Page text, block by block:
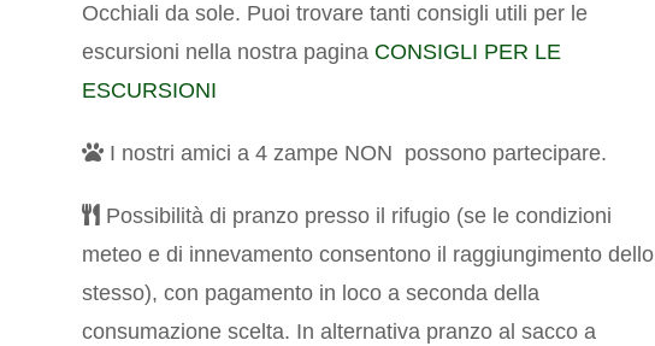
Occhiali da sole. Puoi trovare tanti consigli utili per le
escursioni nella nostra pagina CONSIGLI PER LE
ESCURSIONI
I nostri amici a 4 zampe NON possono partecipare.
Possibilità di pranzo presso il rifugio (se le condizioni
meteo e di innevamento consentono il raggiungimento dello
stesso), con pagamento in loco a seconda della
consumazione scelta. In alternativa pranzo al sacco a